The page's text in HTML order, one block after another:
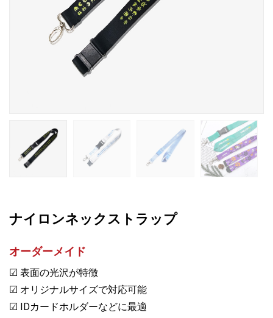
ナイロンネックストラップ
オーダーメイド
☑ 表面の光沢が特徴
☑ オリジナルサイズで対応可能
☑ IDカードホルダーなどに最適